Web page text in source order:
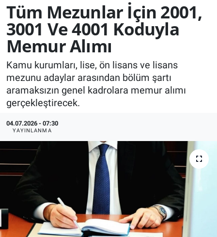
Tüm Mezunlar İçin 2001,
3001 Ve 4001 Koduyla
Memur Alımı
Kamu kurumları, lise, ön lisans ve lisans
mezunu adaylar arasından bölüm şartı
aramaksızın genel kadrolara memur alımı
gerçekleştirecek.
04.07.2026 - 07:30
YAYINLANMA
Bilim, teknoloji
GENEL
KÜLTÜR-SANAT
Yerel Haber
Politika
SPOR
RESMİ İLAN